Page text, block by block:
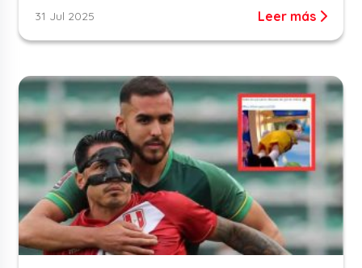
31 Jul 2025 Leer más